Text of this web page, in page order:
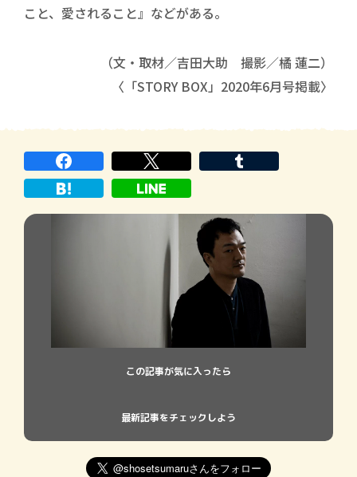
こと、愛されること』などがある。
（文・取材／吉田大助 撮影／橘 蓮二）
〈「STORY BOX」2020年6月号掲載〉
この記事が気に入ったら
最新記事をチェックしよう